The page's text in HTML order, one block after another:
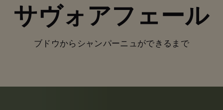
サヴォアフェール
ブドウからシャンパーニュができるまで